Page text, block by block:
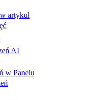
artykuł
AI
w Panelu